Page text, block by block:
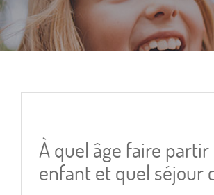
À quel âge faire partir
enfant et quel séjour